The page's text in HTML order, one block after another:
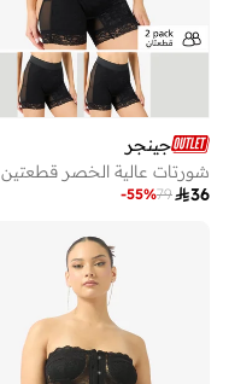
جينجر
شورتات عالية الخصر قطعتين
36
79
-55%